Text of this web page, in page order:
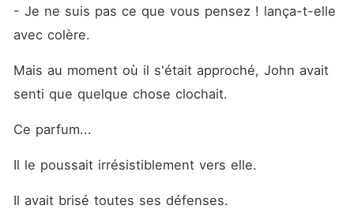
- Je ne suis pas ce que vous pensez ! lança-t-elle
avec colère.
Mais au moment où il s'était approché, John avait
senti que quelque chose clochait.
Ce parfum...
Il le poussait irrésistiblement vers elle.
Il avait brisé toutes ses défenses.